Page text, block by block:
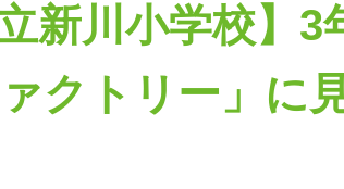
立新川小学校】
クトリー」に